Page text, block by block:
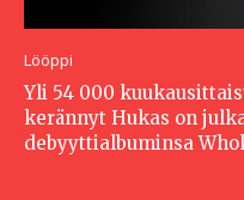
Lööppi
Yli 54 000
kerännyt Hukas on
debyyttialbuminsa